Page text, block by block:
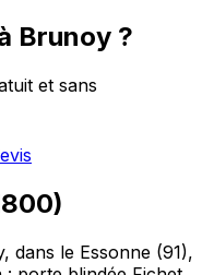
Brunoy ?
et sans
)
, dans le Essonne (91),